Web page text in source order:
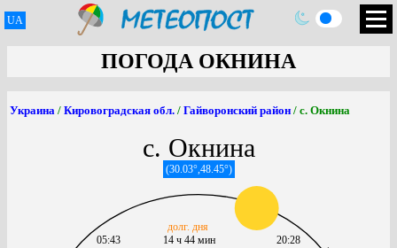
UA
ПОГОДА ОКНИНА
Украина / Кировоградская обл. / Гайворонский район / с. Окнина
с. Окнина
(30.03°,48.45°)
05:43
14 ч 44 мин
долг. дня
20:28